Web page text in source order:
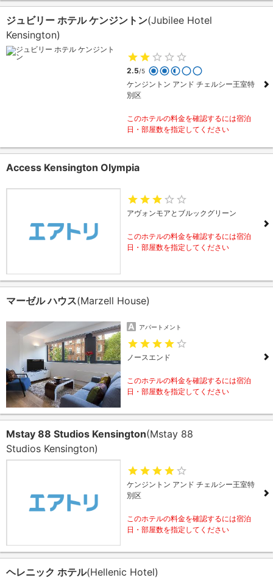
ジュビリー ホテル ケンジントン(Jubilee Hotel
Kensington)
2.5/5
ケンジントン アンド チェルシー王室特
別区
このホテルの料金を確認するには宿泊
日・部屋数を指定してください
Access Kensington Olympia
アヴォンモアとブルックグリーン
このホテルの料金を確認するには宿泊
日・部屋数を指定してください
マーゼル ハウス(Marzell House)
アパートメント
ノースエンド
このホテルの料金を確認するには宿泊
日・部屋数を指定してください
Mstay 88 Studios Kensington(Mstay 88
Studios Kensington)
ケンジントン アンド チェルシー王室特
別区
このホテルの料金を確認するには宿泊
日・部屋数を指定してください
ヘレニック ホテル(Hellenic Hotel)